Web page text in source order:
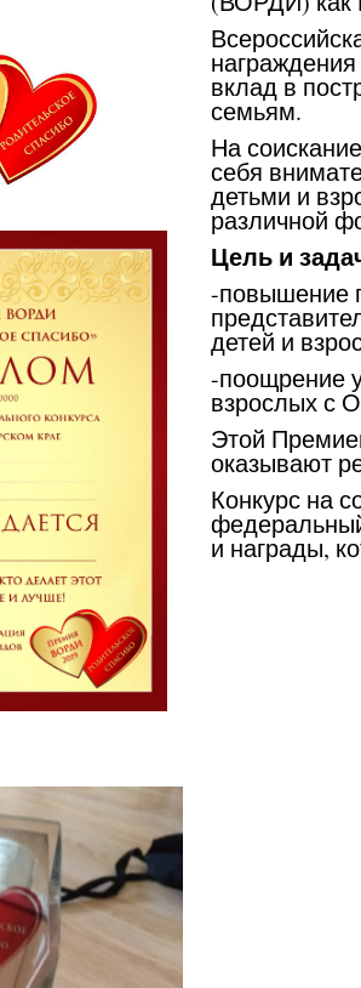
вклад в
семьям.
На
себя
детьми и
различной
Цель и
-повышение
детей и
-поощрение
взрослых с
Этой
оказывают
Конкурс на
и награды,